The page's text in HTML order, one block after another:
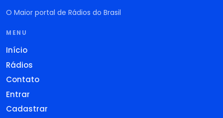
O Maior portal de Rádios do Brasil
MENU
Início
Rádios
Contato
Entrar
Cadastrar